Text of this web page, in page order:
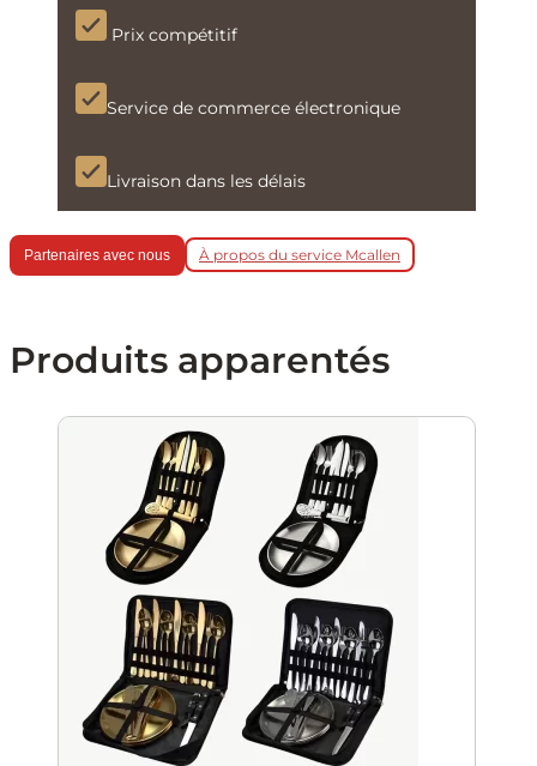
Prix compétitif
Service de commerce électronique
Livraison dans les délais
Partenaires avec nous À propos du service Mcallen
Produits apparentés